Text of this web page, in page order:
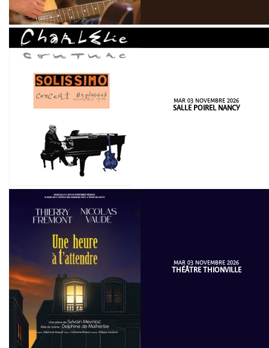
MAR 03 NOVEMBRE 2026
SALLE POIREL NANCY
MAR 03 NOVEMBRE 2026
THÉÂTRE THIONVILLE